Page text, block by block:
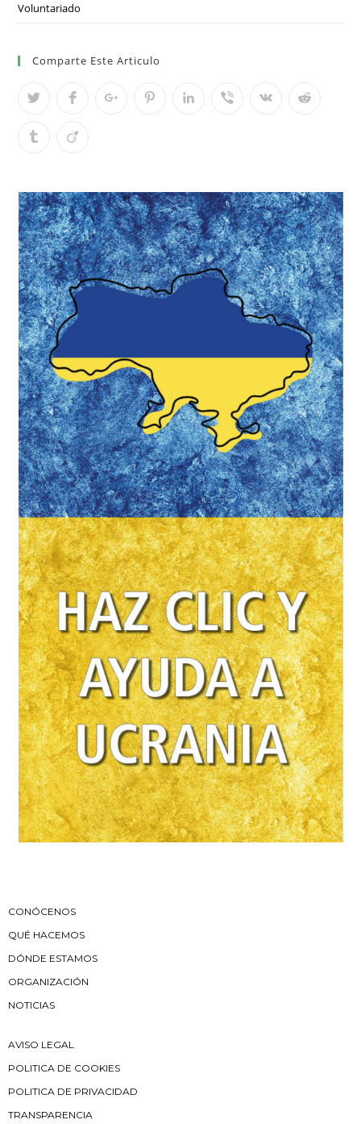
Voluntariado
Comparte Este Articulo
CONÓCENOS
QUÉ HACEMOS
DÓNDE ESTAMOS
ORGANIZACIÓN
NOTICIAS
AVISO LEGAL
POLITICA DE COOKIES
POLITICA DE PRIVACIDAD
TRANSPARENCIA